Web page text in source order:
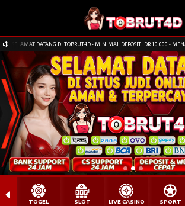
SELAMAT DATANG DI TOBRUT4D - MINIMAL DEPOSIT IDR 10.000 -
TOGEL SLOT LIVE CASINO SPORT